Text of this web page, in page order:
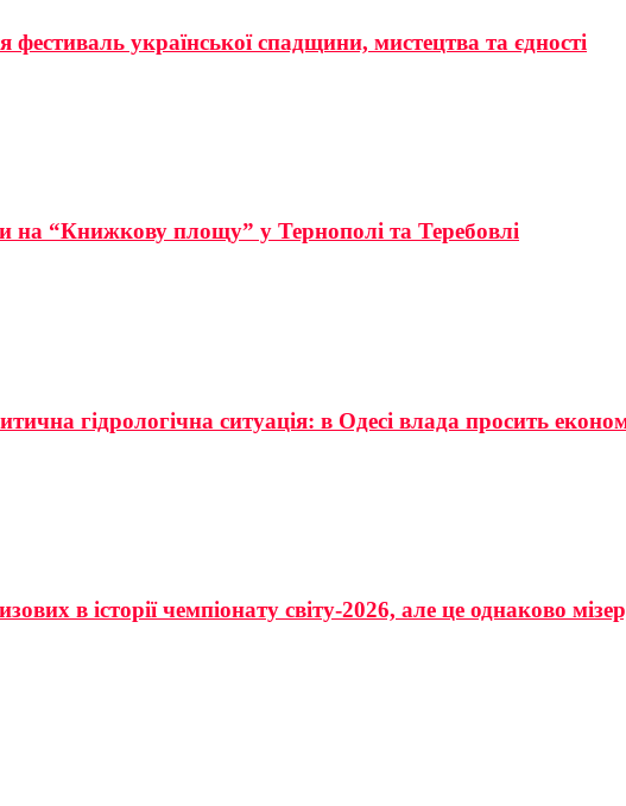
фестиваль української спадщини, мистецтва та єдності
“Книжкову площу” у Тернополі та Теребовлі
гідрологічна ситуація: в Одесі влада просить
в історії чемпіонату світу-2026, але це однаково